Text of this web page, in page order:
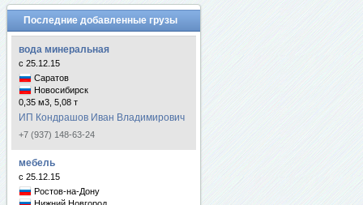
Последние добавленные грузы
вода минеральная
с 25.12.15
Саратов
Новосибирск
0,35 м3, 5,08 т
ИП Кондрашов Иван Владимирович
+7 (937) 148-63-24
мебель
с 25.12.15
Ростов-на-Дону